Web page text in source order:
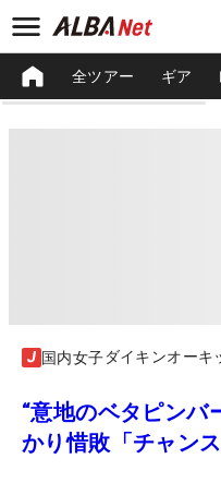
全ツアー ギア
国内女子ダイキンオーキ
“意地のベタピン
かり惜敗「チャン